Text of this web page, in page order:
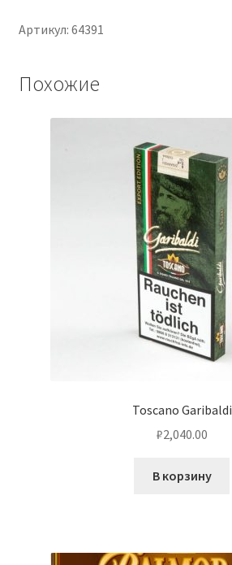
Артикул: 64391
Похожие
Toscano Garibaldi
₽2,040.00
В корзину